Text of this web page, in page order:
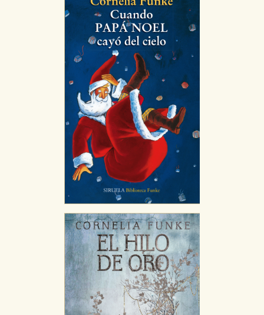
áreas de nuestra web dejen de funcionar
correctamente.
Cookies de rendimiento y analíticas
Estas cookies se utilizan para mejorar su experiencia
de navegación y optimizar el funcionamiento de
nuestro sitio web. Almacenan configuraciones de
servicios para que no tenga que reconfigurarlos cada
vez que nos visita. La información es agregada y, por lo
tanto, es anónima.
Cookies de publicidad y redes sociales
Estas cookies son gestionadas por nuestros socios
publicitarios y se utilizan para mostrar publicidad
relevante para sus intereses en otros sitios. No
almacenan directamente información personal sino
que se basan en la identificación única de su
navegador y dispositivo de internet.
GUARDAR CONFIGURACIÓN
Puede consultar nuestrapolítica de cookies